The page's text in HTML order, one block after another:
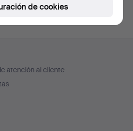
atención al cliente
de cookies